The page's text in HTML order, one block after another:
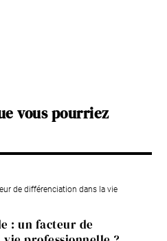
vous pourriez
: un facteur de